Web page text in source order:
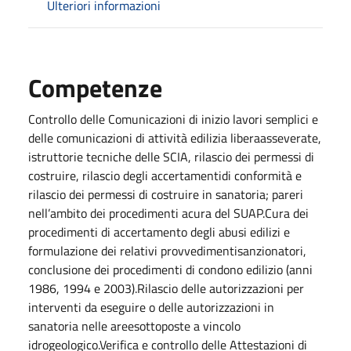
Ulteriori informazioni
Competenze
Controllo delle Comunicazioni di inizio lavori semplici e
delle comunicazioni di attività edilizia liberaasseverate,
istruttorie tecniche delle SCIA, rilascio dei permessi di
costruire, rilascio degli accertamentidi conformità e
rilascio dei permessi di costruire in sanatoria; pareri
nell’ambito dei procedimenti acura del SUAP.Cura dei
procedimenti di accertamento degli abusi edilizi e
formulazione dei relativi provvedimentisanzionatori,
conclusione dei procedimenti di condono edilizio (anni
1986, 1994 e 2003).Rilascio delle autorizzazioni per
interventi da eseguire o delle autorizzazioni in
sanatoria nelle areesottoposte a vincolo
idrogeologico.Verifica e controllo delle Attestazioni di